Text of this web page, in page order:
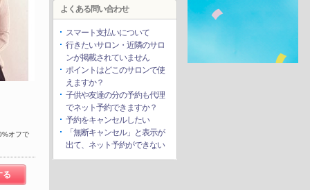
オフで
る
よくある問い合わせ
スマート支払いについて
行きたいサロン・近隣のサロ
ンが掲載されていません
ポイントはどこのサロンで使
えますか？
子供や友達の分の予約も代理
でネット予約できますか？
予約をキャンセルしたい
「無断キャンセル」と表示が
出て、ネット予約ができない